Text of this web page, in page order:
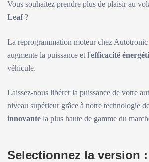
Vous souhaitez prendre plus de plaisir au
Leaf?
La reprogrammation moteur chez Autotronic
augmente la puissance et l'efficacité
véhicule.
Laissez-nous libérer la puissance de votre
niveau supérieur grâce à notre technologie de
innovante la plus haute de gamme du
Selectionnez la version :